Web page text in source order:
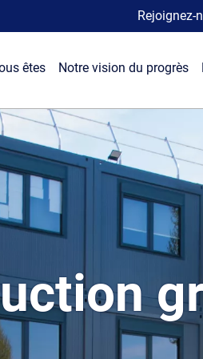
Rejoignez-
êtes Notre vision du progrès